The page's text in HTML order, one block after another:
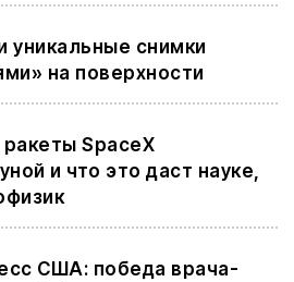
уникальные снимки
на поверхности
SpaceX
и что это даст науке,
США: победа врача-